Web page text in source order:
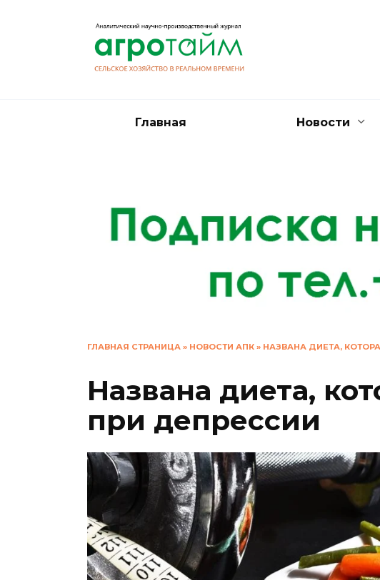
Главная Новости
ГЛАВНАЯ СТРАНИЦА » НОВОСТИ АПК » НАЗВАНА ДИЕТА,
Названа диета,
при депрессии